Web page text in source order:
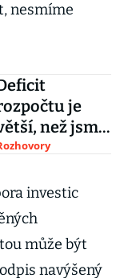
nesmíme
je
než jsme
před půl
Niedermayer
investic
může být
navýšený